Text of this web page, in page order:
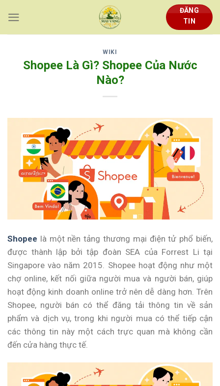
content
ĐĂNG
TIN
WIKI
Shopee Là Gì? Shopee Của Nước
Nào?
Shopee là một nền tảng thương mại điện tử phổ biến,
được thành lập bởi tập đoàn SEA của Forrest Li tại
Singapore vào năm 2015. Shopee hoạt động như một
chợ online, kết nối giữa người mua và người bán, giúp
hoạt động kinh doanh online trở nên dễ dàng hơn. Trên
Shopee, người bán có thể đăng tải thông tin về sản
phẩm và dịch vụ, trong khi người mua có thể tiếp cận
các thông tin này một cách trực quan mà không cần
đến cửa hàng thực tế.